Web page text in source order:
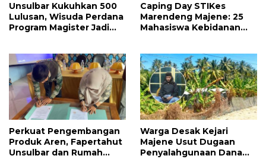
Unsulbar Kukuhkan 500
Lulusan, Wisuda Perdana
Program Magister Jadi
Caping Day STIKes
Marendeng Majene: 25
Mahasiswa Kebidanan
Perkuat Pengembangan
Produk Aren, Fapertahut
Unsulbar dan Rumah
Warga Desak Kejari
Majene Usut Dugaan
Penyalahgunaan Dana